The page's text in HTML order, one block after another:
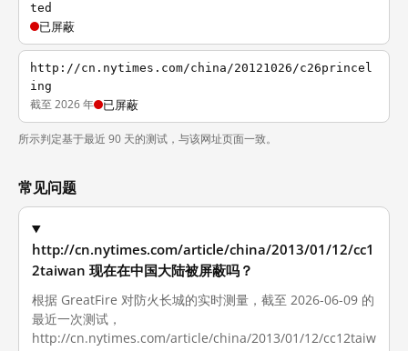
ted
已屏蔽
http://cn.nytimes.com/china/20121026/c26princel
ing
截至 2026 年 已屏蔽
所示判定基于最近 90 天的测试，与该网址页面一致。
常见问题
http://cn.nytimes.com/article/china/2013/01/12/cc1
2taiwan 现在在中国大陆被屏蔽吗？
根据 GreatFire 对防火长城的实时测量，截至 2026-06-09 的
最近一次测试，
http://cn.nytimes.com/article/china/2013/01/12/cc12taiw